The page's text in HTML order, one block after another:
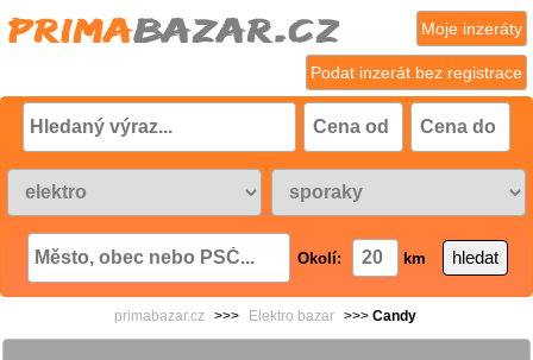
Podat inzerát bez registrace
Moje inzeráty
Okolí: km
primabazar.cz >>> Elektro bazar >>> Candy